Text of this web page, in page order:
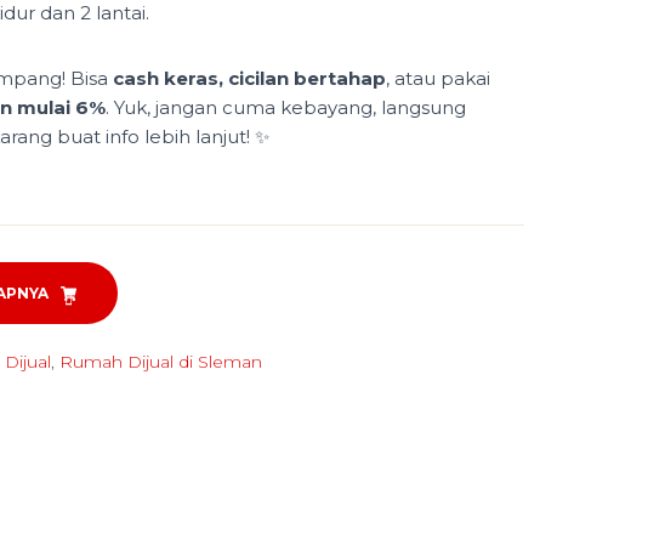
dan 2 lantai.
Bisa cash keras, cicilan bertahap, atau pakai
mulai 6%. Yuk, jangan cuma kebayang, langsung
buat info lebih lanjut! ✨
, Rumah Dijual di Sleman